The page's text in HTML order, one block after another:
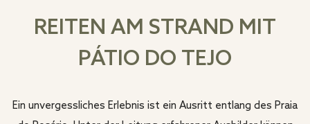
REITEN AM STRAND MIT
PÁTIO DO TEJO
Ein unvergessliches Erlebnis ist ein Ausritt entlang des Praia